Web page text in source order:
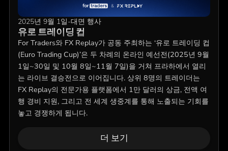
2025년 9월 1일-대면 행사
유로 트레이딩 컵
For Traders와 FX Replay가 공동 주최하는 ‘유로 트레이딩 컵
(Euro Trading Cup)’은 두 차례의 온라인 예선전(2025년 9월
1일~30일 및 10월 8일~11월 7일)을 거쳐 프라하에서 열리
는 라이브 결승전으로 이어집니다. 상위 8명의 트레이더는
FX Replay의 전문가용 플랫폼에서 1만 달러의 상금, 전액 여
행 경비 지원, 그리고 전 세계 생중계를 통해 노출되는 기회를
놓고 경쟁하게 됩니다.
더 보기